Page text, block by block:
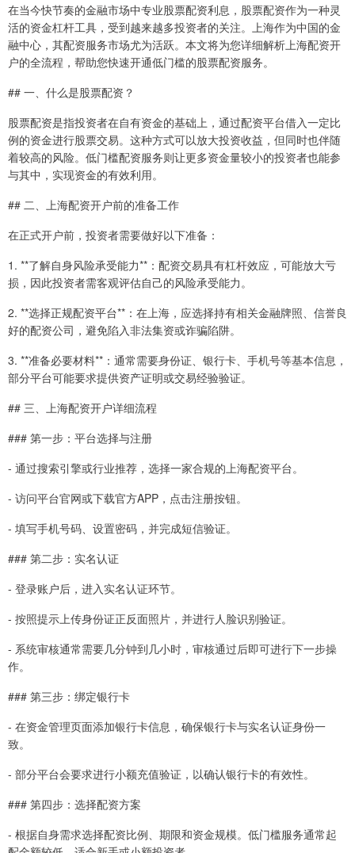
在当今快节奏的金融市场中专业股票配资利息，股票配资作为一种灵
活的资金杠杆工具，受到越来越多投资者的关注。上海作为中国的金
融中心，其配资服务市场尤为活跃。本文将为您详细解析上海配资开
户的全流程，帮助您快速开通低门槛的股票配资服务。
## 一、什么是股票配资？
股票配资是指投资者在自有资金的基础上，通过配资平台借入一定比
例的资金进行股票交易。这种方式可以放大投资收益，但同时也伴随
着较高的风险。低门槛配资服务则让更多资金量较小的投资者也能参
与其中，实现资金的有效利用。
## 二、上海配资开户前的准备工作
在正式开户前，投资者需要做好以下准备：
1. **了解自身风险承受能力**：配资交易具有杠杆效应，可能放大亏
损，因此投资者需客观评估自己的风险承受能力。
2. **选择正规配资平台**：在上海，应选择持有相关金融牌照、信誉良
好的配资公司，避免陷入非法集资或诈骗陷阱。
3. **准备必要材料**：通常需要身份证、银行卡、手机号等基本信息，
部分平台可能要求提供资产证明或交易经验验证。
## 三、上海配资开户详细流程
### 第一步：平台选择与注册
- 通过搜索引擎或行业推荐，选择一家合规的上海配资平台。
- 访问平台官网或下载官方APP，点击注册按钮。
- 填写手机号码、设置密码，并完成短信验证。
### 第二步：实名认证
- 登录账户后，进入实名认证环节。
- 按照提示上传身份证正反面照片，并进行人脸识别验证。
- 系统审核通常需要几分钟到几小时，审核通过后即可进行下一步操
作。
### 第三步：绑定银行卡
- 在资金管理页面添加银行卡信息，确保银行卡与实名认证身份一
致。
- 部分平台会要求进行小额充值验证，以确认银行卡的有效性。
### 第四步：选择配资方案
- 根据自身需求选择配资比例、期限和资金规模。低门槛服务通常起